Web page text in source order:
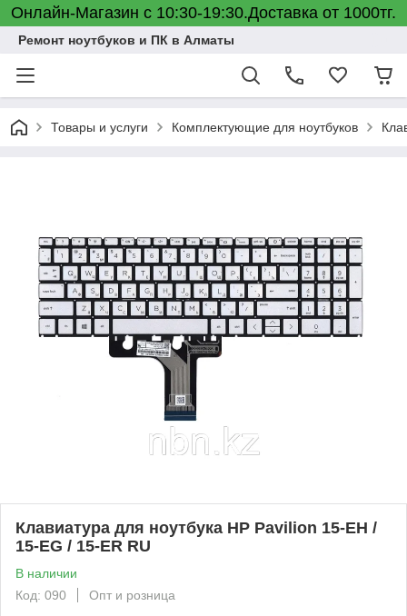
Онлайн-Магазин с 10:30-19:30.Доставка от 1000тг.
Ремонт ноутбуков и ПК в Алматы
Товары и услуги Комплектующие для ноутбуков
Клавиатура для ноутбука HP Pavilion 15-EH /
15-EG / 15-ER RU
В наличии
Код: 090
Опт и розница